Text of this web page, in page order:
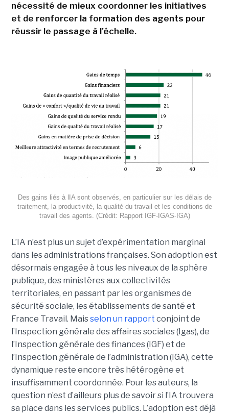
nécessité de mieux coordonner les initiatives
et de renforcer la formation des agents pour
réussir le passage à l'échelle.
Des gains liés à lIA sont observés, en particulier sur les délais de
traitement, la productivité, la qualité du travail et les conditions de
travail des agents. (Crédit: Rapport IGF-IGAS-IGA)
L’IA n’est plus un sujet d’expérimentation marginal
dans les administrations françaises. Son adoption est
désormais engagée à tous les niveaux de la sphère
publique, des ministères aux collectivités
territoriales, en passant par les organismes de
sécurité sociale, les établissements de santé et
France Travail. Maisselon un rapport conjoint de
l’Inspection générale des affaires sociales (Igas), de
l’Inspection générale des finances (IGF) et de
l’Inspection générale de l’administration (IGA), cette
dynamique reste encore très hétérogène et
insuffisamment coordonnée. Pour les auteurs, la
question n’est d’ailleurs plus de savoir si l’IA trouvera
sa place dans les services publics. L’adoption est déjà